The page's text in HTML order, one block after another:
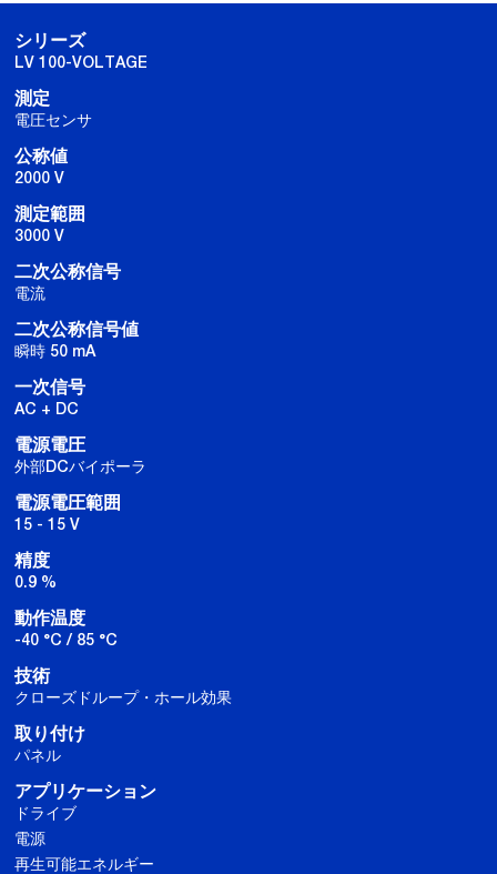
シリーズ
LV 100-VOLTAGE
測定
電圧センサ
公称値
2000 V
測定範囲
3000 V
二次公称信号
電流
二次公称信号値
瞬時 50 mA
一次信号
AC + DC
電源電圧
外部DCバイポーラ
電源電圧範囲
15 - 15 V
精度
0.9 %
動作温度
-40 °C / 85 °C
技術
クローズドループ・ホール効果
取り付け
パネル
アプリケーション
ドライブ
電源
再生可能エネルギー